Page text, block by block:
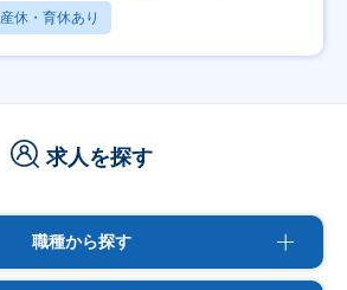
産休・育休あり
求人を探す
職種から探す